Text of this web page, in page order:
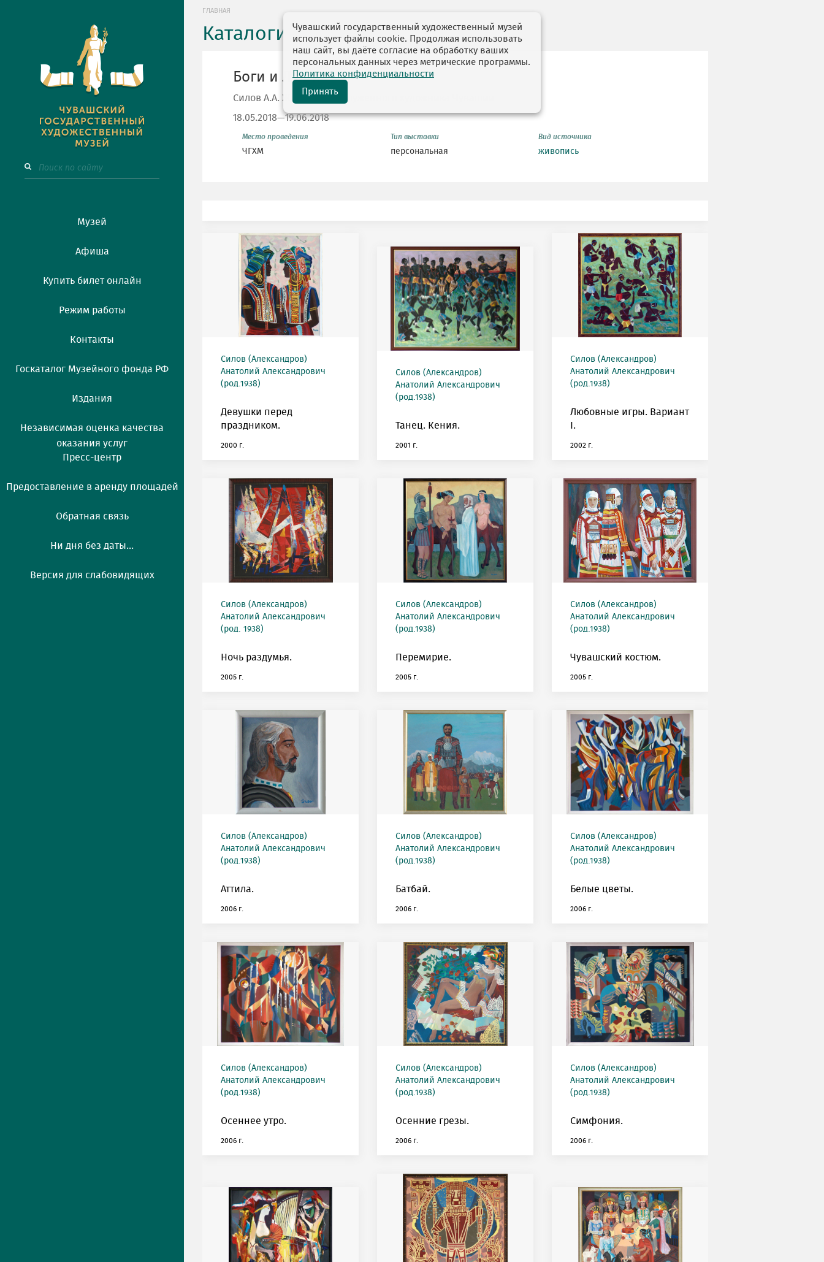
Музей
Афиша
Купить билет онлайн
Режим работы
Контакты
Госкаталог Музейного фонда РФ
Издания
Независимая оценка качества
оказания услуг
Пресс-центр
Предоставление в аренду площадей
Обратная связь
Ни дня без даты...
Версия для слабовидящих
ГЛАВНАЯ
Каталоги выставок
Боги и Люди
Силов А.А. Живопись заслуженного художника Чувашии
18.05.2018—19.06.2018
Место проведения
ЧГХМ
Тип выставки
персональная
Вид источника
живопись
Силов (Александров)
Анатолий Александрович
(род.1938)
Девушки перед
праздником.
2000 г.
Силов (Александров)
Анатолий Александрович
(род.1938)
Танец. Кения.
2001 г.
Силов (Александров)
Анатолий Александрович
(род.1938)
Любовные игры. Вариант
I.
2002 г.
Силов (Александров)
Анатолий Александрович
(род. 1938)
Ночь раздумья.
2005 г.
Силов (Александров)
Анатолий Александрович
(род.1938)
Перемирие.
2005 г.
Силов (Александров)
Анатолий Александрович
(род.1938)
Чувашский костюм.
2005 г.
Силов (Александров)
Анатолий Александрович
(род.1938)
Аттила.
2006 г.
Силов (Александров)
Анатолий Александрович
(род.1938)
Батбай.
2006 г.
Силов (Александров)
Анатолий Александрович
(род.1938)
Белые цветы.
2006 г.
Силов (Александров)
Анатолий Александрович
(род.1938)
Осеннее утро.
2006 г.
Силов (Александров)
Анатолий Александрович
(род.1938)
Осенние грезы.
2006 г.
Силов (Александров)
Анатолий Александрович
(род.1938)
Симфония.
2006 г.
Чувашский государственный художественный музей
использует файлы cookie. Продолжая использовать
наш сайт, вы даёте согласие на обработку ваших
персональных данных через метрические программы.
Политика конфиденциальности
Принять